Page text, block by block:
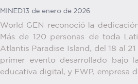
MINED13 de enero de 2026
World GEN reconoció la
Más de 120 personas de toda
Atlantis Paradise Island, del 18 al
primer evento desarrollado bajo
educativa digital, y FWP, empresa